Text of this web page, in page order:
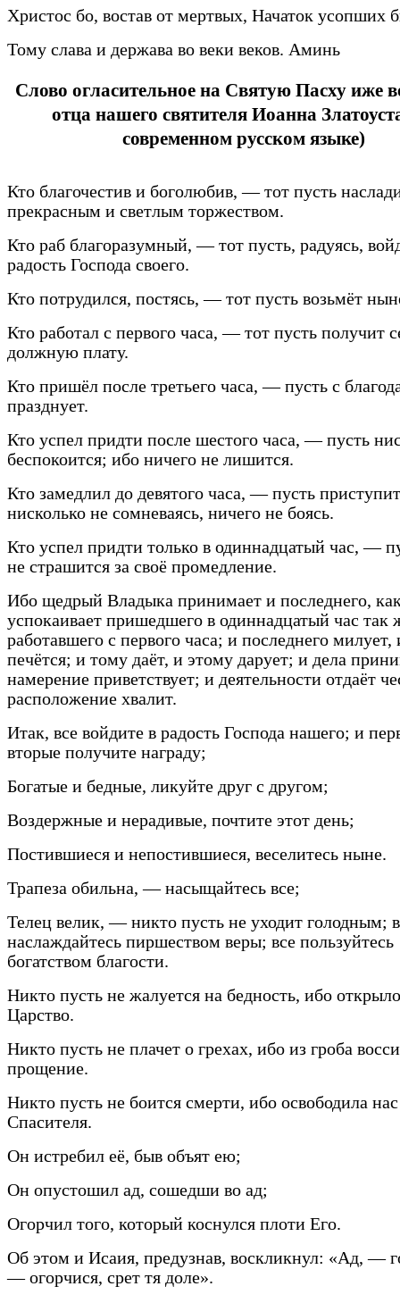
Христос бо, востав от мертвых, Начаток усопших
Тому слава и держава во веки веков. Аминь
Слово огласительное на Святую Пасху иже
отца нашего святителя Иоанна
современном русском языке)
Кто благочестив и боголюбив, — тот пусть
прекрасным и светлым торжеством.
Кто раб благоразумный, — тот пусть, радуясь,
радость Господа своего.
Кто потрудился, постясь, — тот пусть возьмёт
Кто работал с первого часа, — тот пусть получит
должную плату.
Кто пришёл после третьего часа, — пусть с
празднует.
Кто успел придти после шестого часа, — пусть
беспокоится; ибо ничего не лишится.
Кто замедлил до девятого часа, — пусть
нисколько не сомневаясь, ничего не боясь.
Кто успел придти только в одиннадцатый час, —
не страшится за своё промедление.
Ибо щедрый Владыка принимает и последнего,
успокаивает пришедшего в одиннадцатый час так
работавшего с первого часа; и последнего
печётся; и тому даёт, и этому дарует; и дела
намерение приветствует; и деятельности отдаёт
расположение хвалит.
Итак, все войдите в радость Господа нашего; и
вторые получите награду;
Богатые и бедные, ликуйте друг с другом;
Воздержные и нерадивые, почтите этот день;
Постившиеся и непостившиеся, веселитесь ныне.
Трапеза обильна, — насыщайтесь все;
Телец велик, — никто пусть не уходит голодным;
наслаждайтесь пиршеством веры; все пользуйтесь
богатством благости.
Никто пусть не жалуется на бедность, ибо
Царство.
Никто пусть не плачет о грехах, ибо из гроба
прощение.
Никто пусть не боится смерти, ибо освободила
Спасителя.
Он истребил её, быв объят ею;
Он опустошил ад, сошедши во ад;
Огорчил того, который коснулся плоти Его.
Об этом и Исаия, предузнав, воскликнул: «Ад, —
— огорчися, срет тя доле».